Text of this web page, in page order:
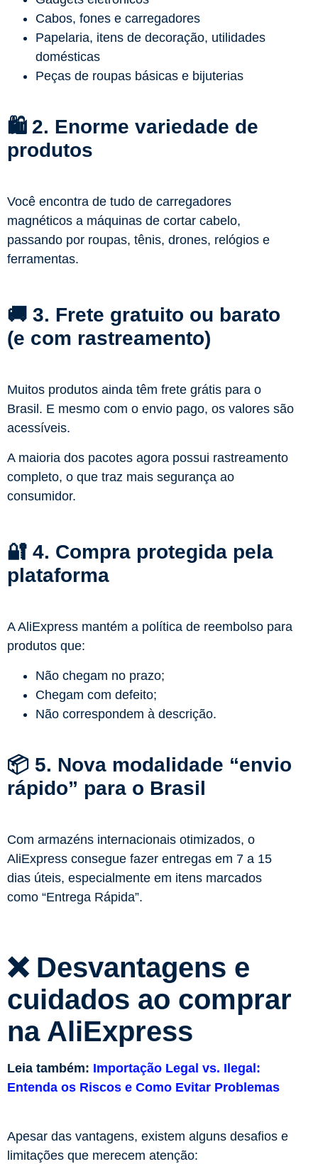
Cabos, fones e carregadores
Papelaria, itens de decoração, utilidades
domésticas
Peças de roupas básicas e bijuterias
🛍️ 2. Enorme variedade de
produtos
Você encontra de tudo de carregadores
magnéticos a máquinas de cortar cabelo,
passando por roupas, tênis, drones, relógios e
ferramentas.
🚚 3. Frete gratuito ou barato
(e com rastreamento)
Muitos produtos ainda têm frete grátis para o
Brasil. E mesmo com o envio pago, os valores são
acessíveis.
A maioria dos pacotes agora possui rastreamento
completo, o que traz mais segurança ao
consumidor.
🔐 4. Compra protegida pela
plataforma
A AliExpress mantém a política de reembolso para
produtos que:
Não chegam no prazo;
Chegam com defeito;
Não correspondem à descrição.
📦 5. Nova modalidade “envio
rápido” para o Brasil
Com armazéns internacionais otimizados, o
AliExpress consegue fazer entregas em 7 a 15
dias úteis, especialmente em itens marcados
como “Entrega Rápida”.
❌ Desvantagens e
cuidados ao comprar
na AliExpress
Leia também: Importação Legal vs. Ilegal:
Entenda os Riscos e Como Evitar Problemas
Apesar das vantagens, existem alguns desafios e
limitações que merecem atenção: